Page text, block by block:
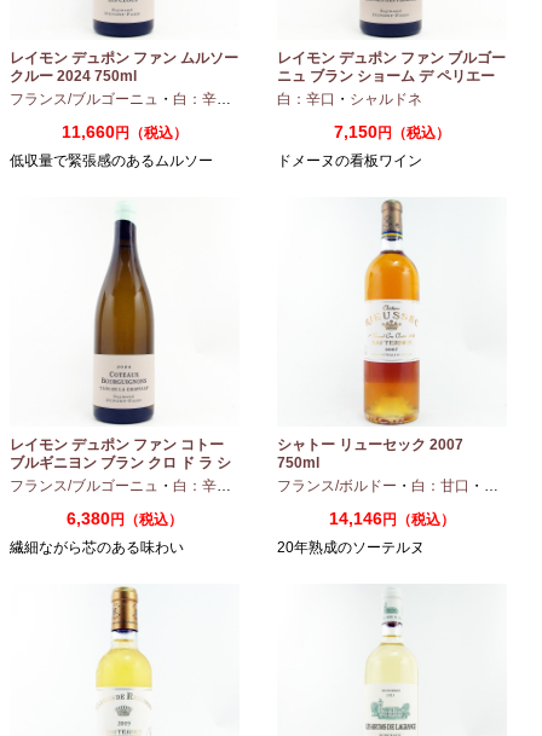
レイモン デュポン ファン ムルソー
クルー 2024 750ml
フランス/ブルゴーニュ ・ 白：辛口 シャルドネ
11,660円（税込）
低収量で緊張感のあるムルソー
レイモン デュポン ファン ブルゴー
ニュ ブラン ショーム デ ペリエー
ル 2024 750ml
白：辛口 ・ シャルドネ
7,150円（税込）
ドメーヌの看板ワイン
レイモン デュポン ファン コトー
ブルギニヨン ブラン クロ ド ラ シ
ャペル 2024 750ml
フランス/ブルゴーニュ ・ 白：辛口 シャルドネ
6,380円（税込）
繊細ながら芯のある味わい
シャトー リューセック 2007
750ml
フランス/ボルドー ・ 白：甘口 ・
14,146円（税込）
20年熟成のソーテルヌ